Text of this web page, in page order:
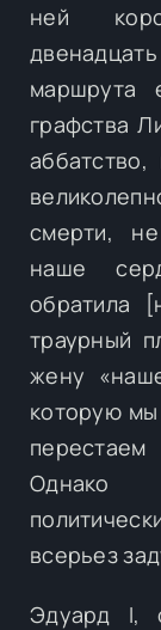
ней
маршрута
графства
смерти,
наше
обратила
траурный
жену
которую
Однако
всерьез
Эдуард I,